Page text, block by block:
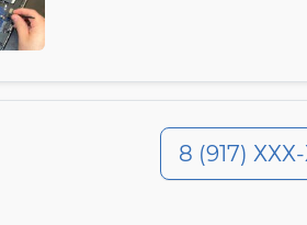
8 (917)